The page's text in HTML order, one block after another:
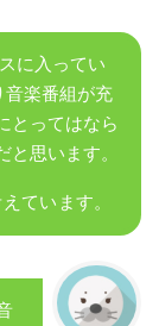
に入ってい
音楽番組が充
とってはなら
と思います。
ています。